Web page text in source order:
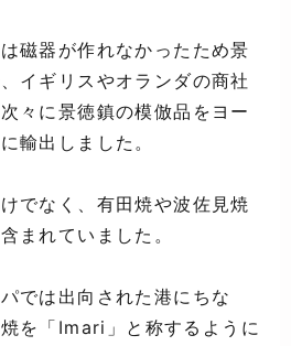
磁器が作れなかったため景
イギリスやオランダの商社
々に景徳鎮の模倣品をヨー
輸出しました。
でなく、有田焼や波佐見焼
まれていました。
では出向された港にちな
を「Imari」と称するように